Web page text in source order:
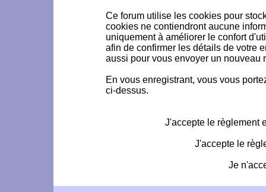
Ce forum utilise les cookies pour
cookies ne contiendront aucune
uniquement à améliorer le confort
afin de confirmer les détails de votre
aussi pour vous envoyer un nouveau
En vous enregistrant, vous vous
ci-dessus.
J'accepte le règlement
J'accepte le
Je